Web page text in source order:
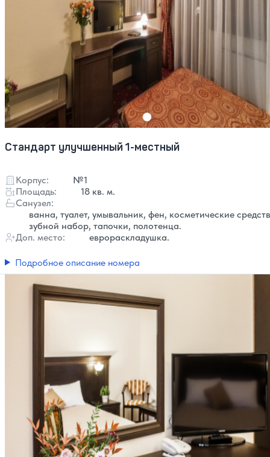
Стандарт улучшенный 1-местный
Корпус:
№1
Площадь:
18 кв. м.
Санузел:
ванна, туалет, умывальник, фен, косметические
зубной набор, тапочки, полотенца.
Доп. место:
еврораскладушка.
Подробное описание номера